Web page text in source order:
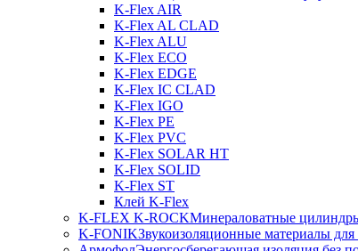
K-Flex AIR
K-Flex AL CLAD
K-Flex ALU
K-Flex ECO
K-Flex EDGE
K-Flex IC CLAD
K-Flex IGO
K-Flex PE
K-Flex PVC
K-Flex SOLAR HT
K-Flex SOLID
K-Flex ST
Клей K-Flex
K-FLEX K-ROCKМинераловатные
K-FONIKЗвукоизоляционные материалы